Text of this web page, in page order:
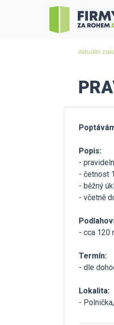
Aktuální
Popis:
-
- četnost
- běžný
- včetně
- cca 120
Termín:
- dle
Lokalita:
-